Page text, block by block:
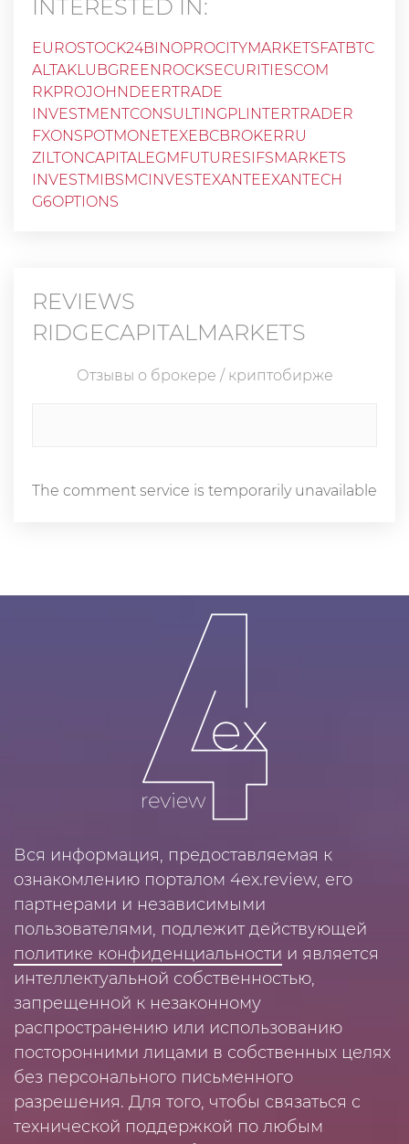
INTERESTED IN:
EUROSTOCK24BINOPROCITYMARKETSFATBTC
ALTAKLUBGREENROCKSECURITIESCOM
RKPROJOHNDEERTRADE
INVESTMENTCONSULTINGPLINTERTRADER
FXONSPOTMONETEXEBCBROKERRU
ZILTONCAPITALEGMFUTURESIFSMARKETS
INVESTMIBSMCINVESTEXANTEEXANTECH
G6OPTIONS
REVIEWS
RIDGECAPITALMARKETS
Отзывы о брокере / криптобирже
The comment service is temporarily unavailable
Вся информация, предоставляемая к
ознакомлению порталом 4ex.review, его
партнерами и независимыми
пользователями, подлежит действующей
политике конфиденциальности и является
интеллектуальной собственностью,
запрещенной к незаконному
распространению или использованию
посторонними лицами в собственных целях
без персонального письменного
разрешения. Для того, чтобы связаться с
технической поддержкой по любым